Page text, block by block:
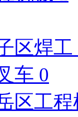
区焊工
车 0
区工